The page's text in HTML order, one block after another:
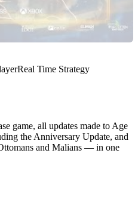
Real Time Strategy
game, all updates made to Age
the Anniversary Update, and
and Malians — in one